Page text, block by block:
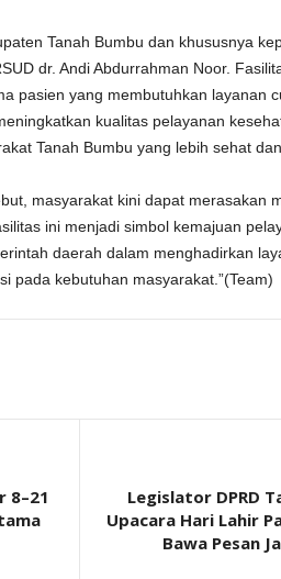
Tanah Bumbu dan khususnya
dr. Andi Abdurrahman Noor.
pasien yang membutuhkan layanan
kualitas pelayanan
Tanah Bumbu yang lebih sehat
masyarakat kini dapat merasakan
ini menjadi simbol kemajuan
daerah dalam menghadirkan
pada kebutuhan masyarakat.”(Team)
8–21
Legislator DPRD
Upacara Hari Lahir
Bawa Pesan